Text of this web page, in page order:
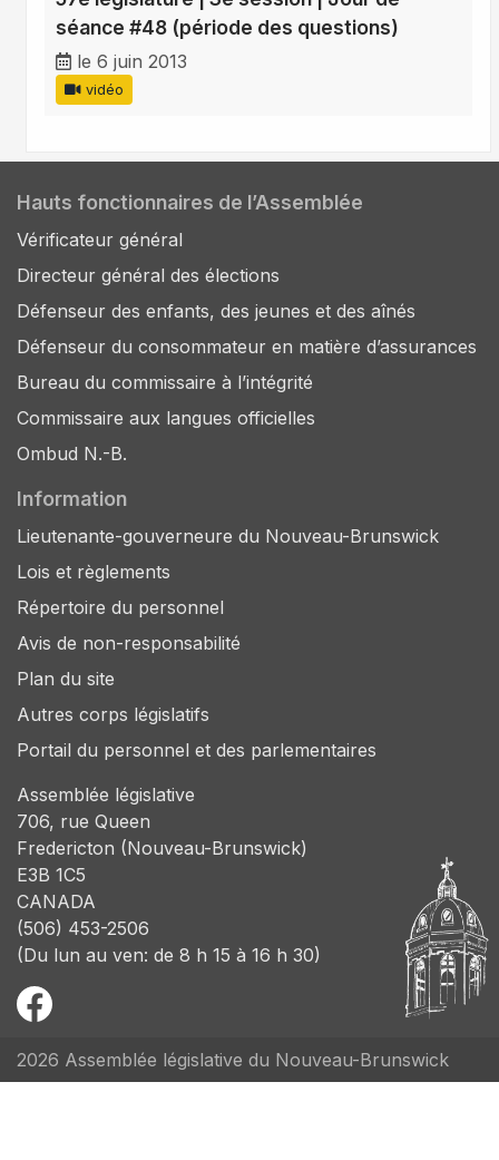
séance #48 (période des questions)
le 6 juin 2013
vidéo
Hauts fonctionnaires de l’Assemblée
Vérificateur général
Directeur général des élections
Défenseur des enfants, des jeunes et des aînés
Défenseur du consommateur en matière d’assurances
Bureau du commissaire à l’intégrité
Commissaire aux langues officielles
Ombud N.-B.
Information
Lieutenante-gouverneure du Nouveau-Brunswick
Lois et règlements
Répertoire du personnel
Avis de non-responsabilité
Plan du site
Autres corps législatifs
Portail du personnel et des parlementaires
Assemblée législative
706, rue Queen
Fredericton (Nouveau-Brunswick)
E3B 1C5
CANADA
(506) 453-2506
(Du lun au ven: de 8 h 15 à 16 h 30)
2026 Assemblée législative du Nouveau-Brunswick